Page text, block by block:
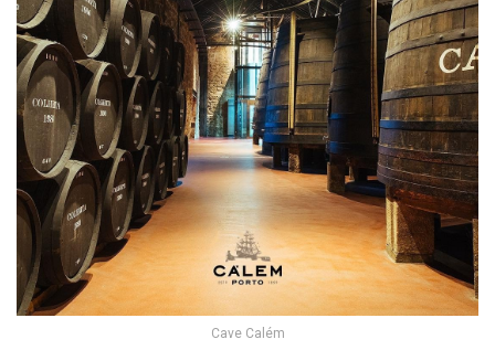
Cave Calém